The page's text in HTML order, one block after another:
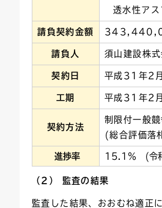
透水性ア
請負契約金額
請負人 須山建設株
契約日 平成31年2
工期 平成31年2
契約方法
制限付一般
(総合評価落
進捗率 15.1％ (令
（2） 監査の結果
監査した結果、おおむね適正